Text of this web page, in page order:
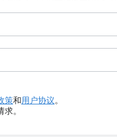
策和用户协议。
。